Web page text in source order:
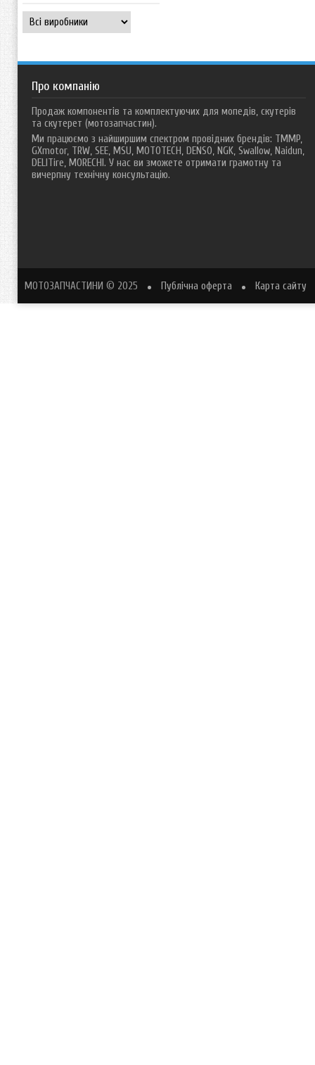
Про компанію
Продаж компонентів та комплектуючих для мопедів, скутерів
та скутерет (мотозапчастин).
Ми працюємо з найширшим спектром провідних брендів: TMMP,
GXmotor, TRW, SEE, MSU, MOTOTECH, DENSO, NGK, Swallow, Naidun,
DELITire, MORECHI. У нас ви зможете отримати грамотну та
вичерпну технічну консультацію.
МОТОЗАПЧАСТИНИ © 2025 Публічна оферта Карта сайту